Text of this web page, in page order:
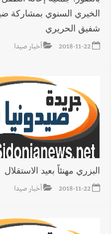
الخيري السنوي بمشاركة
شفيق الحريري
2018-11-22 أخبار صيدا
البزري مهنئاً بعيد الاستقلال
2018-11-22 أخبار صيدا